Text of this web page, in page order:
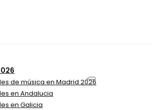
de música en Madrid 2026
en Andalucia
en Galicia